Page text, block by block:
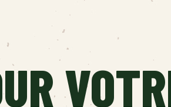
CAROTTES AUTRES